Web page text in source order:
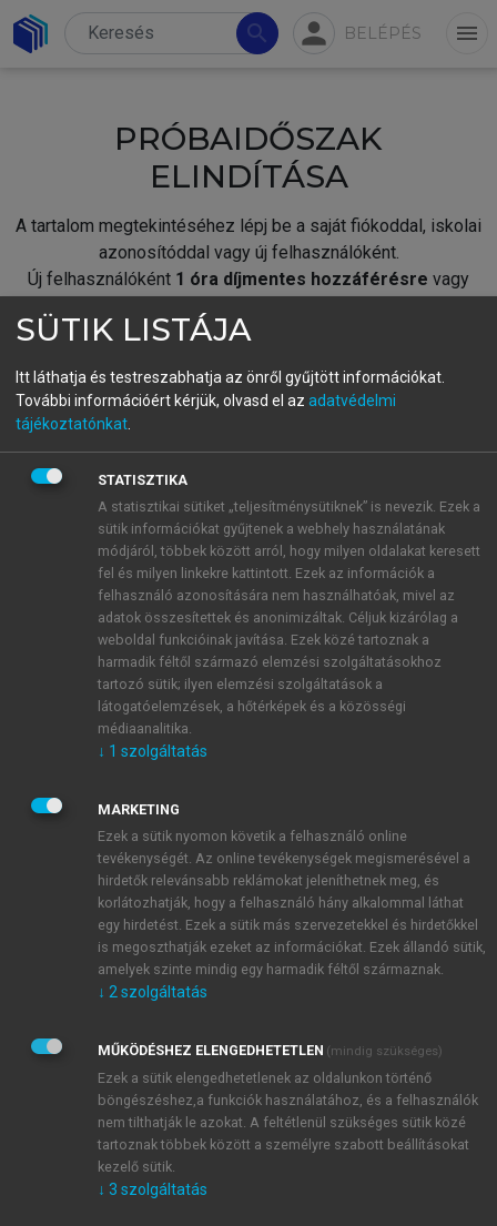
search person BELÉPÉS menu
PRÓBAIDŐSZAK
ELINDÍTÁSA
A tartalom megtekintéséhez lépj be a saját fiókoddal, iskolai
azonosítóddal vagy új felhasználóként.
Új felhasználóként 1 óra díjmentes hozzáférésre vagy
fiókoddal,vagy hozz létre új fiókot.
A regisztráció után apróbaidőszakautomatikusan
BELÉPÉS SAJÁT FIÓKKAL
ÚJ FIÓK LÉTREHOZÁSA
1 óra díjmentes hozzáférés
E-MAIL-CÍM
JELSZÓ
JELSZÓ ÚJRA
Kérek értesítést a MeRSZ újdonságairól, akcióiról.
Kérek értesítést az Akadémiai Kiadó Zrt. újdonságairól,
Adatkezelési tájékoztatóbanfoglaltakat tudomásul
veszem és elfogadom.
Általános vásárlási feltételeket, valamint a szotar.netés a
mersz.huoldalak licencszerződéseiben foglaltakat
tudomásul veszem és elfogadom.
KIPRÓBÁLOM
SÜTIK LISTÁJA
Itt láthatja és testreszabhatja az önről gyűjtött információkat.
További információért kérjük, olvasd el az adatvédelmi
tájékoztatónkat
STATISZTIKA
A statisztikai sütiket „teljesítménysütiknek” is nevezik. Ezek a
sütik információkat gyűjtenek a webhely használatának
módjáról, többek között arról, hogy milyen oldalakat keresett
fel és milyen linkekre kattintott. Ezek az információk a
felhasználó azonosítására nem használhatóak, mivel az
adatok összesítettek és anonimizáltak. Céljuk kizárólag a
weboldal funkcióinak javítása. Ezek közé tartoznak a
harmadik féltől származó elemzési szolgáltatásokhoz
tartozó sütik; ilyen elemzési szolgáltatások a
látogatóelemzések, a hőtérképek és a közösségi
médiaanalitika.
↓ 1 szolgáltatás
MARKETING
Ezek a sütik nyomon követik a felhasználó online
tevékenységét. Az online tevékenységek megismerésével a
hirdetők relevánsabb reklámokat jeleníthetnek meg, és
korlátozhatják, hogy a felhasználó hány alkalommal láthat
egy hirdetést. Ezek a sütik más szervezetekkel és hirdetőkkel
is megoszthatják ezeket az információkat. Ezek állandó sütik,
amelyek szinte mindig egy harmadik féltől származnak.
↓ 2 szolgáltatás
MŰKÖDÉSHEZ ELENGEDHETETLEN (mindig szükséges)
Ezek a sütik elengedhetetlenek az oldalunkon történő
böngészéshez,a funkciók használatához, és a felhasználók
nem tilthatják le azokat. A feltétlenül szükséges sütik közé
tartoznak többek között a személyre szabott beállításokat
kezelő sütik.
↓ 3 szolgáltatás